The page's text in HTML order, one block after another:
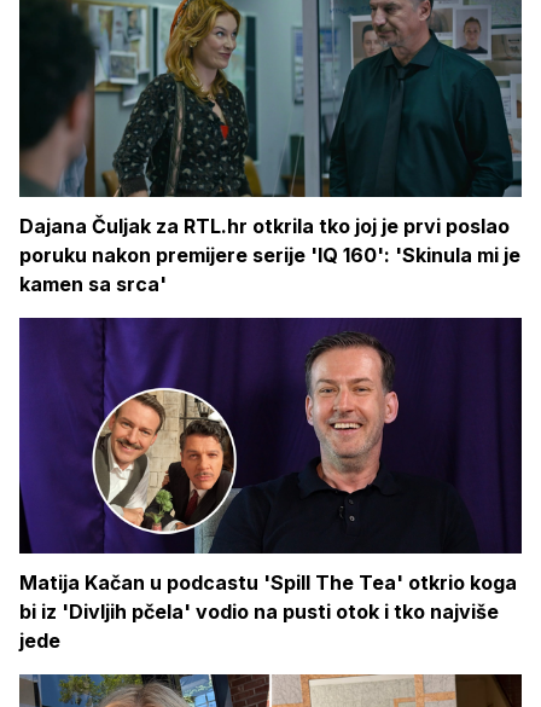
Dajana Čuljak za RTL.hr otkrila tko joj je prvi poslao
poruku nakon premijere serije 'IQ 160': 'Skinula mi je
kamen sa srca'
Matija Kačan u podcastu 'Spill The Tea' otkrio koga
bi iz 'Divljih pčela' vodio na pusti otok i tko najviše
jede